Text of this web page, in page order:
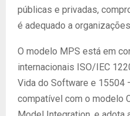
públicas e privadas,
é adequado a
O modelo MPS está em
internacionais ISO/IEC
Vida do Software e 15504
compatível com o modelo